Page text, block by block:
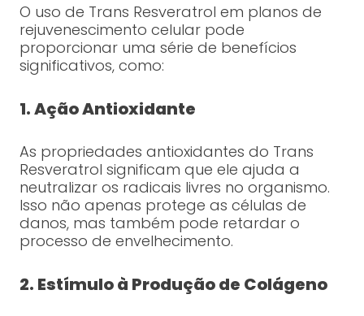
O uso de Trans Resveratrol em planos de
rejuvenescimento celular pode
proporcionar uma série de benefícios
significativos, como:
1. Ação Antioxidante
As propriedades antioxidantes do Trans
Resveratrol significam que ele ajuda a
neutralizar os radicais livres no organismo.
Isso não apenas protege as células de
danos, mas também pode retardar o
processo de envelhecimento.
2. Estímulo à Produção de Colágeno